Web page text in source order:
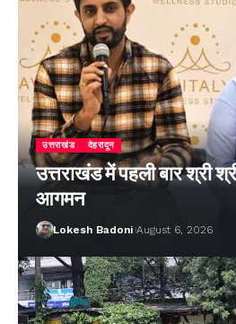
उत्तराखंड देहरादून
उत्तराखंड में पहली बार श्री
आगमन
Lokesh Badoni August 6, 2026